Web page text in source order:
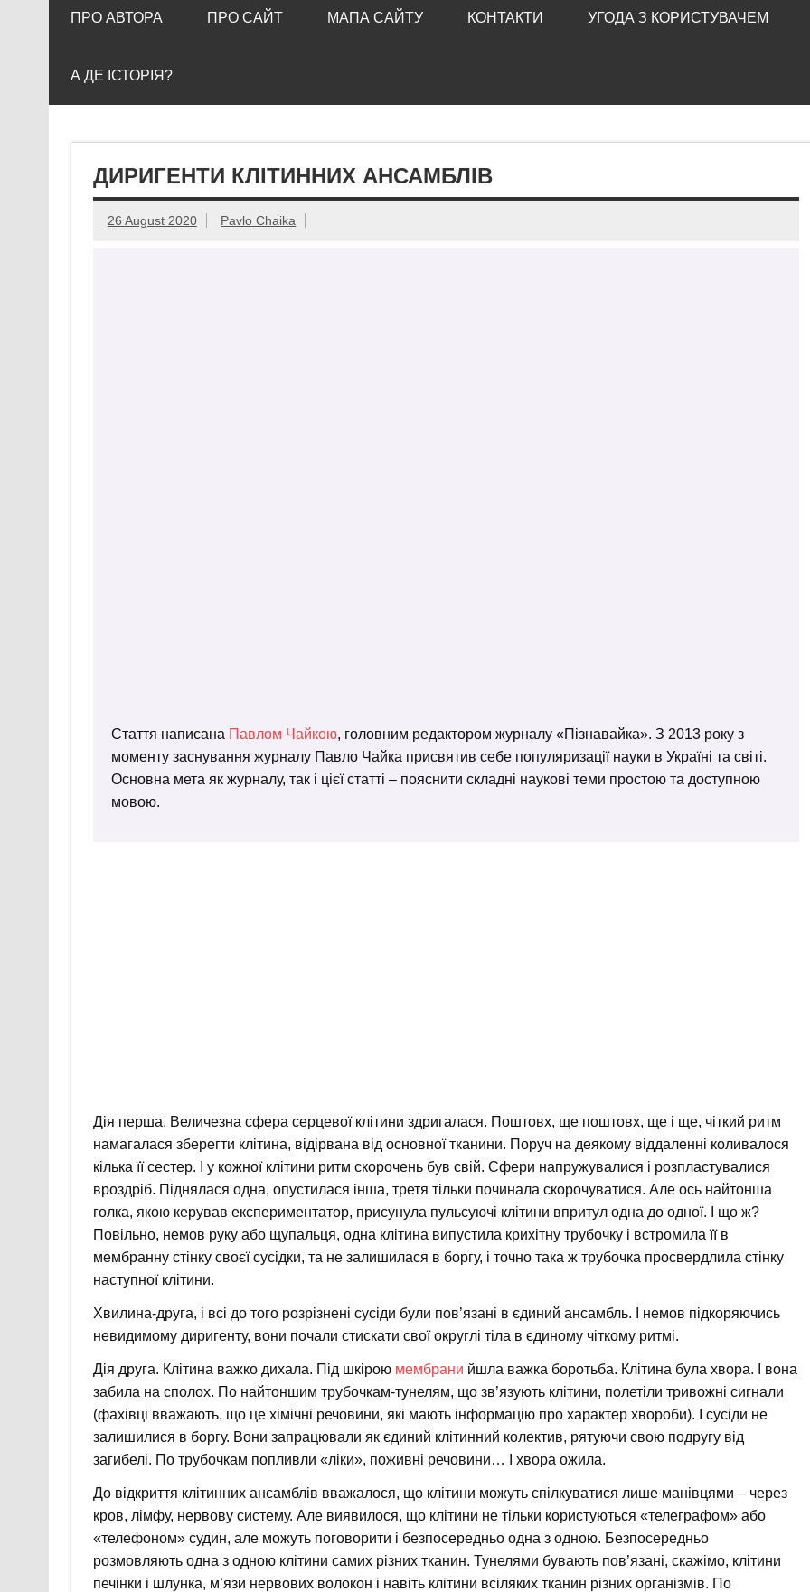
ПРО АВТОРА ПРО САЙТ МАПА САЙТУ КОНТАКТИ УГОДА З КОРИСТУВАЧЕМ
А ДЕ ІСТОРІЯ?
ДИРИГЕНТИ КЛІТИННИХ АНСАМБЛІВ
26 August 2020 Pavlo Chaika
Стаття написана Павлом Чайкою, головним редактором журналу «Пізнавайка». З 2013 року з
моменту заснування журналу Павло Чайка присвятив себе популяризації науки в Україні та світі.
Основна мета як журналу, так і цієї статті – пояснити складні наукові теми простою та доступною
мовою.
Дія перша. Величезна сфера серцевої клітини здригалася. Поштовх, ще поштовх, ще і ще, чіткий ритм
намагалася зберегти клітина, відірвана від основної тканини. Поруч на деякому віддаленні коливалося
кілька її сестер. І у кожної клітини ритм скорочень був свій. Сфери напружувалися і розпластувалися
вроздріб. Піднялася одна, опустилася інша, третя тільки починала скорочуватися. Але ось найтонша
голка, якою керував експериментатор, присунула пульсуючі клітини впритул одна до одної. І що ж?
Повільно, немов руку або щупальця, одна клітина випустила крихітну трубочку і встромила її в
мембранну стінку своєї сусідки, та не залишилася в боргу, і точно така ж трубочка просвердлила стінку
наступної клітини.
Хвилина-друга, і всі до того розрізнені сусіди були пов’язані в єдиний ансамбль. І немов підкоряючись
невидимому диригенту, вони почали стискати свої округлі тіла в єдиному чіткому ритмі.
Дія друга. Клітина важко дихала. Під шкірою мембрани йшла важка боротьба. Клітина була хвора. І вона
забила на сполох. По найтоншим трубочкам-тунелям, що зв’язують клітини, полетіли тривожні сигнали
(фахівці вважають, що це хімічні речовини, які мають інформацію про характер хвороби). І сусіди не
залишилися в боргу. Вони запрацювали як єдиний клітинний колектив, рятуючи свою подругу від
загибелі. По трубочкам попливли «ліки», поживні речовини… І хвора ожила.
До відкриття клітинних ансамблів вважалося, що клітини можуть спілкуватися лише манівцями – через
кров, лімфу, нервову систему. Але виявилося, що клітини не тільки користуються «телеграфом» або
«телефоном» судин, але можуть поговорити і безпосередньо одна з одною. Безпосередньо
розмовляють одна з одною клітини самих різних тканин. Тунелями бувають пов’язані, скажімо, клітини
печінки і шлунка, м’язи нервових волокон і навіть клітини всіляких тканин різних організмів. По